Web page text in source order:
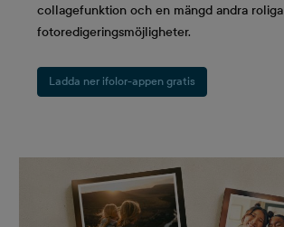
collagefunktion och en mängd andra roliga
fotoredigeringsmöjligheter.
Ladda ner ifolor-appen gratis